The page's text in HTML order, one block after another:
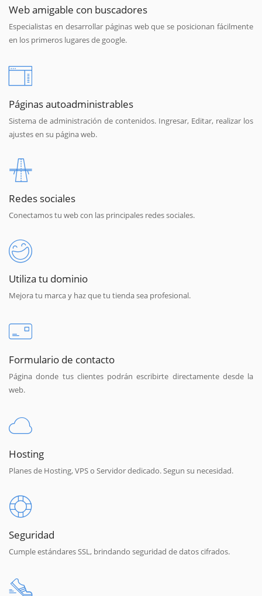
Web amigable con buscadores
Especialistas en desarrollar páginas web que se posicionan fácilmente
en los primeros lugares de google.
Páginas autoadministrables
Sistema de administración de contenidos. Ingresar, Editar, realizar los
ajustes en su página web.
Redes sociales
Conectamos tu web con las principales redes sociales.
Utiliza tu dominio
Mejora tu marca y haz que tu tienda sea profesional.
Formulario de contacto
Página donde tus clientes podrán escribirte directamente desde la
web.
Hosting
Planes de Hosting, VPS o Servidor dedicado. Segun su necesidad.
Seguridad
Cumple estándares SSL, brindando seguridad de datos cifrados.